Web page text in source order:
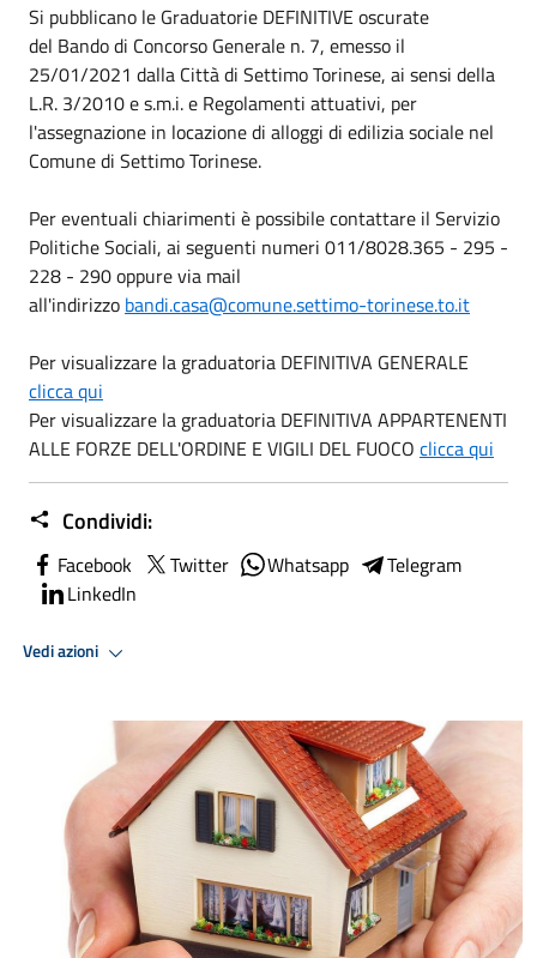
Si pubblicano le Graduatorie DEFINITIVE oscurate
del Bando di Concorso Generale n. 7, emesso il
25/01/2021 dalla Città di Settimo Torinese, ai sensi della
L.R. 3/2010 e s.m.i. e Regolamenti attuativi, per
l'assegnazione in locazione di alloggi di edilizia sociale nel
Comune di Settimo Torinese.
Per eventuali chiarimenti è possibile contattare il Servizio
Politiche Sociali, ai seguenti numeri 011/8028.365 - 295 -
228 - 290 oppure via mail
all'indirizzo bandi.casa@comune.settimo-torinese.to.it
Per visualizzare la graduatoria DEFINITIVA GENERALE
clicca qui
Per visualizzare la graduatoria DEFINITIVA APPARTENENTI
ALLE FORZE DELL'ORDINE E VIGILI DEL FUOCO clicca qui
Condividi:
Facebook Twitter Whatsapp
Telegram
LinkedIn
Vedi azioni